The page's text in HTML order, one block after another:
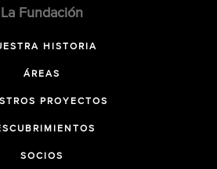
La Fundación
HISTORIA
ÁREAS
PROYECTOS
SOCIOS